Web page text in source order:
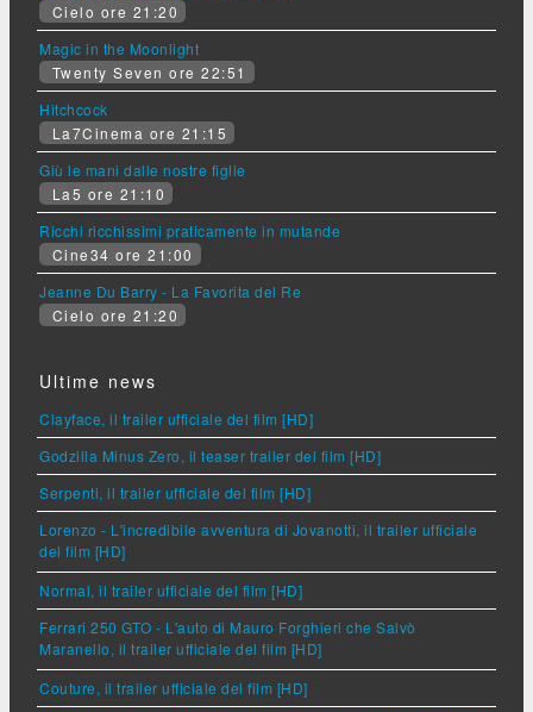
Cielo ore 21:20
Magic in the Moonlight
Twenty Seven ore 22:51
Hitchcock
La7Cinema ore 21:15
Giù le mani dalle nostre figlie
La5 ore 21:10
Ricchi ricchissimi praticamente in mutande
Cine34 ore 21:00
Jeanne Du Barry - La Favorita del Re
Cielo ore 21:20
Ultime news
Clayface, il trailer ufficiale del film [HD]
Godzilla Minus Zero, il teaser trailer del film [HD]
Serpenti, il trailer ufficiale del film [HD]
Lorenzo - L'incredibile avventura di Jovanotti, il trailer ufficiale
del film [HD]
Normal, il trailer ufficiale del film [HD]
Ferrari 250 GTO - L'auto di Mauro Forghieri che Salvò
Maranello, il trailer ufficiale del film [HD]
Couture, il trailer ufficiale del film [HD]